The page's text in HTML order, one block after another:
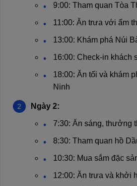
9:00: Tham quan Tòa
11:00: Ăn trưa với ẩm
13:00: Khám phá Núi
16:00: Check-in khách
18:00: Ăn tối và khám
Ninh
Ngày 2:
7:30: Ăn sáng, thưởng
8:30: Tham quan hồ
10:30: Mua sắm đặc
12:00: Ăn trưa và khởi